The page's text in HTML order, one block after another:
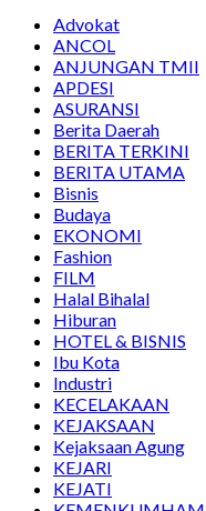
Advokat
ANCOL
ANJUNGAN TMII
APDESI
ASURANSI
Berita Daerah
BERITA TERKINI
BERITA UTAMA
Bisnis
Budaya
EKONOMI
Fashion
FILM
Halal Bihalal
Hiburan
HOTEL & BISNIS
Ibu Kota
Industri
KECELAKAAN
KEJAKSAAN
Kejaksaan Agung
KEJARI
KEJATI